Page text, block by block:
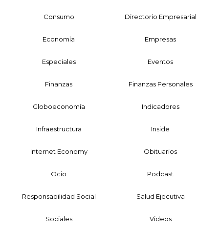
Consumo Directorio Empresarial
Economía Empresas
Especiales Eventos
Finanzas Finanzas Personales
Globoeconomía Indicadores
Infraestructura Inside
Internet Economy Obituarios
Ocio Podcast
Responsabilidad Social Salud Ejecutiva
Sociales Videos